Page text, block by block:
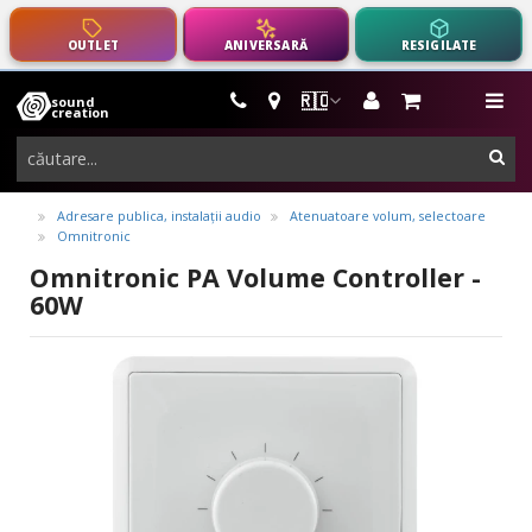
OUTLET ANIVERSARĂ RESIGILATE
🇷🇴
sound
creation
instrumente
muzicale,
echipamente
pro-
audio
Adresare publica, instalații audio
Atenuatoare volum, selectoare
Omnitronic
Omnitronic PA Volume Controller -
60W